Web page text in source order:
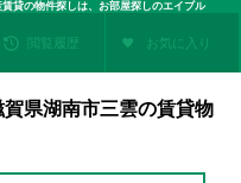
貸の物件探しは、お部屋探しのエイブル
閲覧履歴 お気に入り
県湖南市三雲の賃貸物